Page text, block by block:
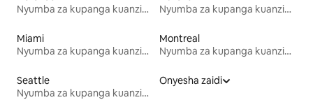
Nyumba za kupanga kuanzia mwezi mmoja
Nyumba za kupanga kuanzia mwezi mmoja
Miami
Nyumba za kupanga kuanzia mwezi mmoja
Montreal
Nyumba za kupanga kuanzia mwezi mmoja
Seattle
Nyumba za kupanga kuanzia mwezi mmoja
Onyesha zaidi